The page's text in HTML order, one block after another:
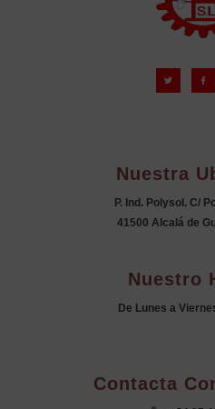
Nuestra
P. Ind. Polysol. C/
41500 Alcalá de
Nuestro
De Lunes a
Contacta